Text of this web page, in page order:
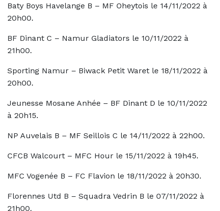
Baty Boys Havelange B – MF Oheytois le 14/11/2022 à
20h00.
BF Dinant C – Namur Gladiators le 10/11/2022 à
21h00.
Sporting Namur – Biwack Petit Waret le 18/11/2022 à
20h00.
Jeunesse Mosane Anhée – BF Dinant D le 10/11/2022
à 20h15.
NP Auvelais B – MF Seillois C le 14/11/2022 à 22h00.
CFCB Walcourt – MFC Hour le 15/11/2022 à 19h45.
MFC Vogenée B – FC Flavion le 18/11/2022 à 20h30.
Florennes Utd B – Squadra Vedrin B le 07/11/2022 à
21h00.